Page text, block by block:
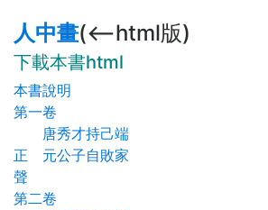
人中畫(<--html版)
下載本書html
本書說明
第一卷
唐秀才持己端
正 元公子自敗家
聲
第二卷